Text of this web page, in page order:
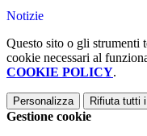
Notizie
Questo sito o gli strumenti
cookie necessari al
COOKIE POLICY.
Personalizza Rifiuta tutti
Gestione cookie